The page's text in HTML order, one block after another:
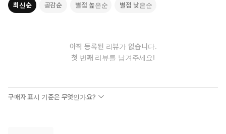
최신순 공감순 별점 높은순 별점 낮은순
아직 등록된 리뷰가 없습니다.
첫 번째 리뷰를 남겨주세요!
구매자 표시 기준은 무엇인가요?